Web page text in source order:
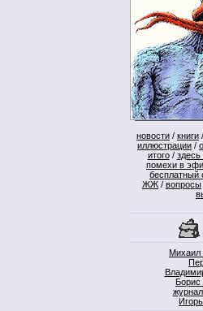
новости / книги /
иллюстрации /
итого/
помехи в
бесплатный
ЖЖ / вопросы
Михаил
Борис